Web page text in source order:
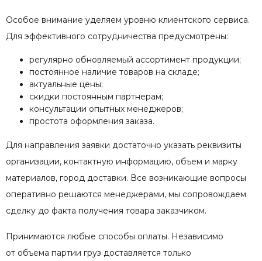
Особое внимание уделяем уровню клиентского сервиса.
Для эффективного сотрудничества предусмотрены:
регулярно обновляемый ассортимент продукции;
постоянное наличие товаров на складе;
актуальные цены;
скидки постоянным партнерам;
консультации опытных менеджеров;
простота оформления заказа.
Для направления заявки достаточно указать реквизиты
организации, контактную информацию, объем и марку
материалов, город доставки. Все возникающие вопросы
оперативно решаются менеджерами, мы сопровождаем
сделку до факта получения товара заказчиком.
Принимаются любые способы оплаты. Независимо
от объема партии груз доставляется только